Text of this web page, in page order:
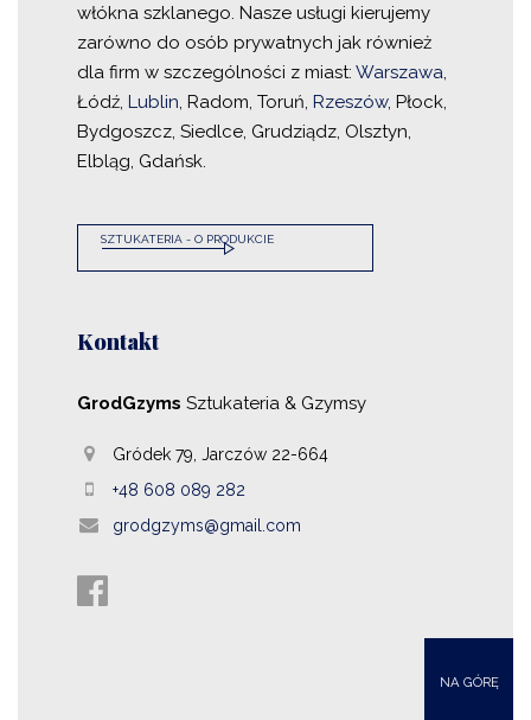
włókna szklanego. Nasze usługi kierujemy
zarówno do osób prywatnych jak również
dla firm w szczególności z miast: Warszawa,
Łódź, Lublin, Radom, Toruń, Rzeszów, Płock,
Bydgoszcz, Siedlce, Grudziądz, Olsztyn,
Elbląg, Gdańsk.
SZTUKATERIA - O PRODUKCIE
Kontakt
GrodGzyms Sztukateria & Gzymsy
Gródek 79, Jarczów 22-664
+48 608 089 282
grodgzyms@gmail.com
NA GÓRĘ